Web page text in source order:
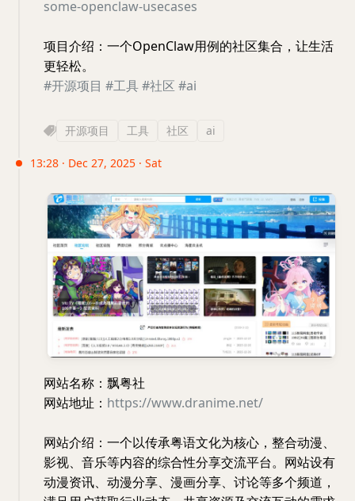
some-openclaw-usecases
项目介绍：一个OpenClaw用例的社区集合，让生活
更轻松。
#开源项目 #工具#社区 #ai
开源项目 工具 社区 ai
13:28 · Dec 27, 2025 · Sat
网站名称：飘粤社
网站地址： https://www.dranime.net/
网站介绍：一个以传承粤语文化为核心，整合动漫、
影视、音乐等内容的综合性分享交流平台。网站设有
动漫资讯、动漫分享、漫画分享、讨论等多个频道，